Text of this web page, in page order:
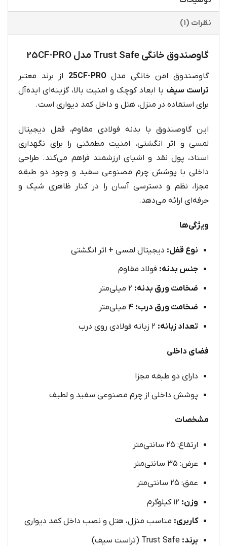
نظرات (۱)
گاوصندوق خانگی Trust Safe مدل 25CF-PRO
گاوصندوق امن خانگی مدل25CF-PRO از برند معتبر
تراست سیف با ابعاد کوچک و امنیت بالا، گزینه‌ای ایده‌آل
برای استفاده در منزل، هتل و داخل کمد دیواری است.
این گاوصندوق با بدنه فولادی مقاوم، قفل دیجیتال
لمسی و اثر انگشتی، امنیت مطمئنی را برای نگهداری
اسناد، پول نقد و اشیای ارزشمند فراهم می‌کند. طراحی
داخلی با پوشش چرم مصنوعی سفید و وجود دو طبقه
مجزا، نظم و دسترسی آسان را در کنار ظاهری شیک و
حرفه‌ای ارائه می‌دهد.
ویژگی‌ها
نوع قفل: دیجیتال لمسی + اثر انگشتی
جنس بدنه: فولاد مقاوم
ضخامت ورق بدنه:
ضخامت ورق درب:
تعداد زبانه:
فضای داخلی
دارای دو طبقه مجزا
پوشش داخلی از چرم مصنوعی سفید و لطیف
مشخصات
ارتفاع: ۲۵ سانتی‌متر
عرض: ۳۵ سانتی‌متر
عمق: ۲۵ سانتی‌متر
وزن:
کاربری: مناسب منزل، هتل و نصب داخل کمد دیواری
برند: